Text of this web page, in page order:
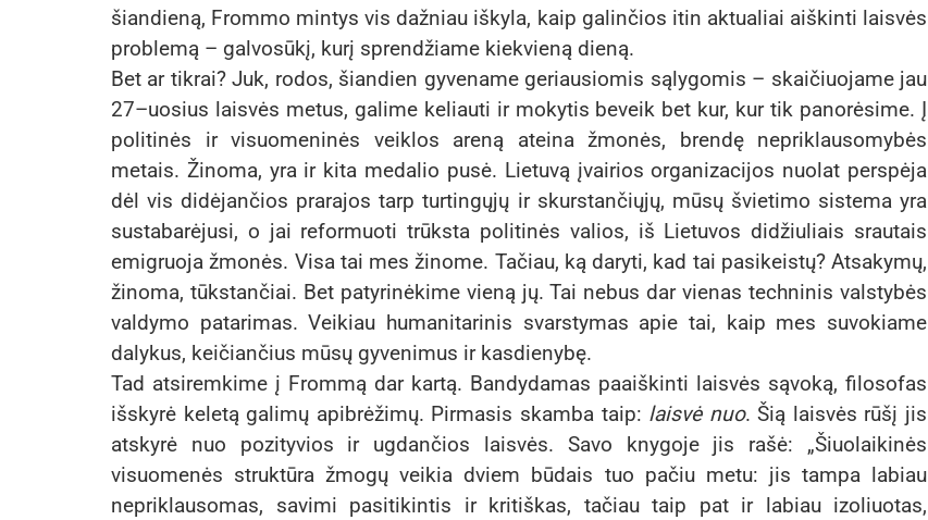
šiandieną, Frommo mintys vis dažniau iškyla, kaip galinčios itin aktualiai aiškinti laisvės
problemą – galvosūkį, kurį sprendžiame kiekvieną dieną.
Bet ar tikrai? Juk, rodos, šiandien gyvename geriausiomis sąlygomis – skaičiuojame jau
27–uosius laisvės metus, galime keliauti ir mokytis beveik bet kur, kur tik panorėsime. Į
politinės ir visuomeninės veiklos areną ateina žmonės, brendę nepriklausomybės
metais. Žinoma, yra ir kita medalio pusė. Lietuvą įvairios organizacijos nuolat perspėja
dėl vis didėjančios prarajos tarp turtingųjų ir skurstančiųjų, mūsų švietimo sistema yra
sustabarėjusi, o jai reformuoti trūksta politinės valios, iš Lietuvos didžiuliais srautais
emigruoja žmonės. Visa tai mes žinome. Tačiau, ką daryti, kad tai pasikeistų? Atsakymų,
žinoma, tūkstančiai. Bet patyrinėkime vieną jų. Tai nebus dar vienas techninis valstybės
valdymo patarimas. Veikiau humanitarinis svarstymas apie tai, kaip mes suvokiame
dalykus, keičiančius mūsų gyvenimus ir kasdienybę.
Tad atsiremkime į Frommą dar kartą. Bandydamas paaiškinti laisvės sąvoką, filosofas
išskyrė keletą galimų apibrėžimų. Pirmasis skamba taip: laisvė nuo. Šią laisvės rūšį jis
atskyrė nuo pozityvios ir ugdančios laisvės. Savo knygoje jis rašė: „Šiuolaikinės
visuomenės struktūra žmogų veikia dviem būdais tuo pačiu metu: jis tampa labiau
nepriklausomas, savimi pasitikintis ir kritiškas, tačiau taip pat ir labiau izoliuotas,